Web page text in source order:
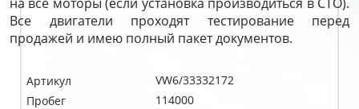
Все двигатели проходят тестирование перед
продажей и имею полный пакет документов.
Артикул
VW6/33332172
Пробег
114000